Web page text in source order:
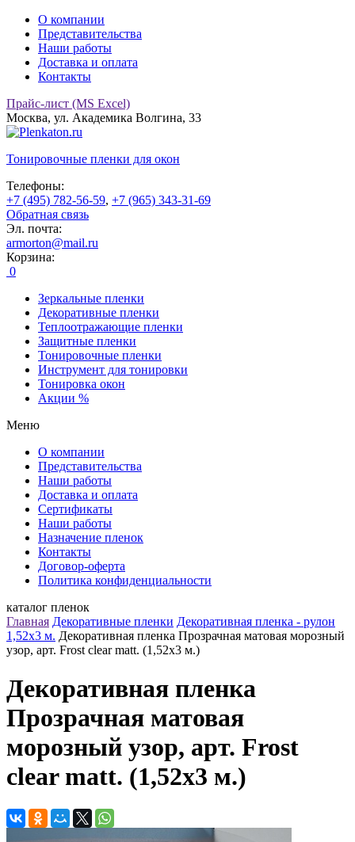
О компании
Представительства
Наши работы
Доставка и оплата
Контакты
Прайс-лист (MS Excel)
Москва, ул. Академика Волгина, 33
Тонировочные пленки для окон
Телефоны:
+7 (495) 782-56-59, +7 (965) 343-31-69
Обратная связь
Эл. почта:
armorton@mail.ru
Корзина:
0
Зеркальные пленки
Декоративные пленки
Теплоотражающие пленки
Защитные пленки
Тонировочные пленки
Инструмент для тонировки
Тонировка окон
Акции %
Меню
О компании
Представительства
Наши работы
Доставка и оплата
Сертификаты
Наши работы
Назначение пленок
Контакты
Договор-оферта
Политика конфиденциальности
каталог пленок
Главная Декоративные пленки Декоративная пленка - рулон
1,52х3 м. Декоративная пленка Прозрачная матовая морозный
узор, арт. Frost clear matt. (1,52х3 м.)
Декоративная пленка
Прозрачная матовая
морозный узор, арт. Frost
clear matt. (1,52х3 м.)